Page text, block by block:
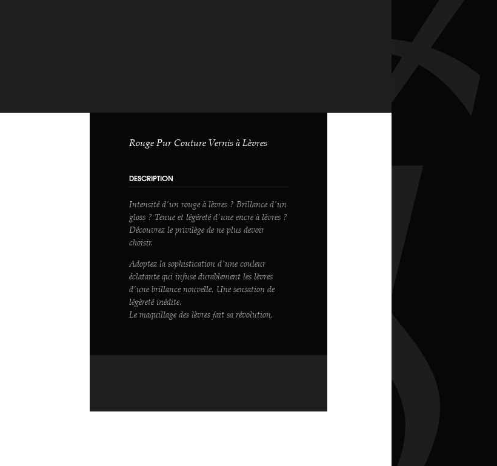
Rouge Pur Couture Vernis à Lèvres
DESCRIPTION
Intensité d'un rouge à lèvres ? Brillance d'un
gloss ? Tenue et légéreté d'une encre à lèvres ?
Découvrez le privilège de ne plus devoir
choisir.
Adoptez la sophistication d'une couleur
éclatante qui infuse durablement les lèvres
d'une brillance nouvelle. Une sensation de
légèreté inédite.
Le maquillage des lèvres fait sa révolution.